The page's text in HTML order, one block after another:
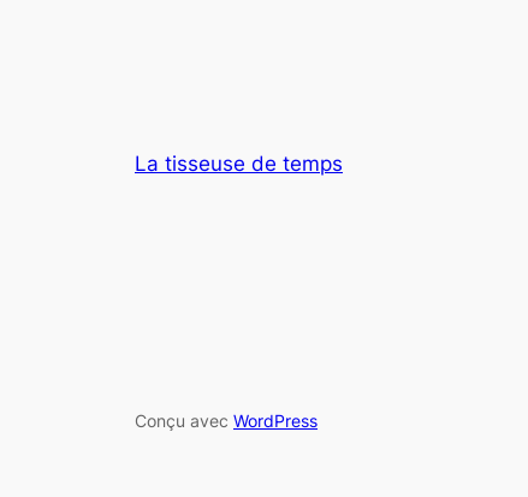
La tisseuse de temps
Conçu avec WordPress